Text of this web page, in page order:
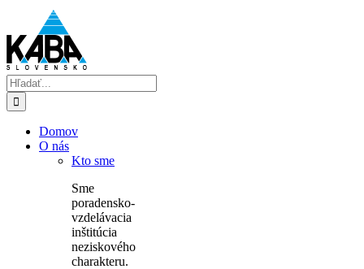
content
Hľadať:
Domov
O nás
Kto sme
Sme
poradensko-
vzdelávacia
inštitúcia
neziskového
charakteru.